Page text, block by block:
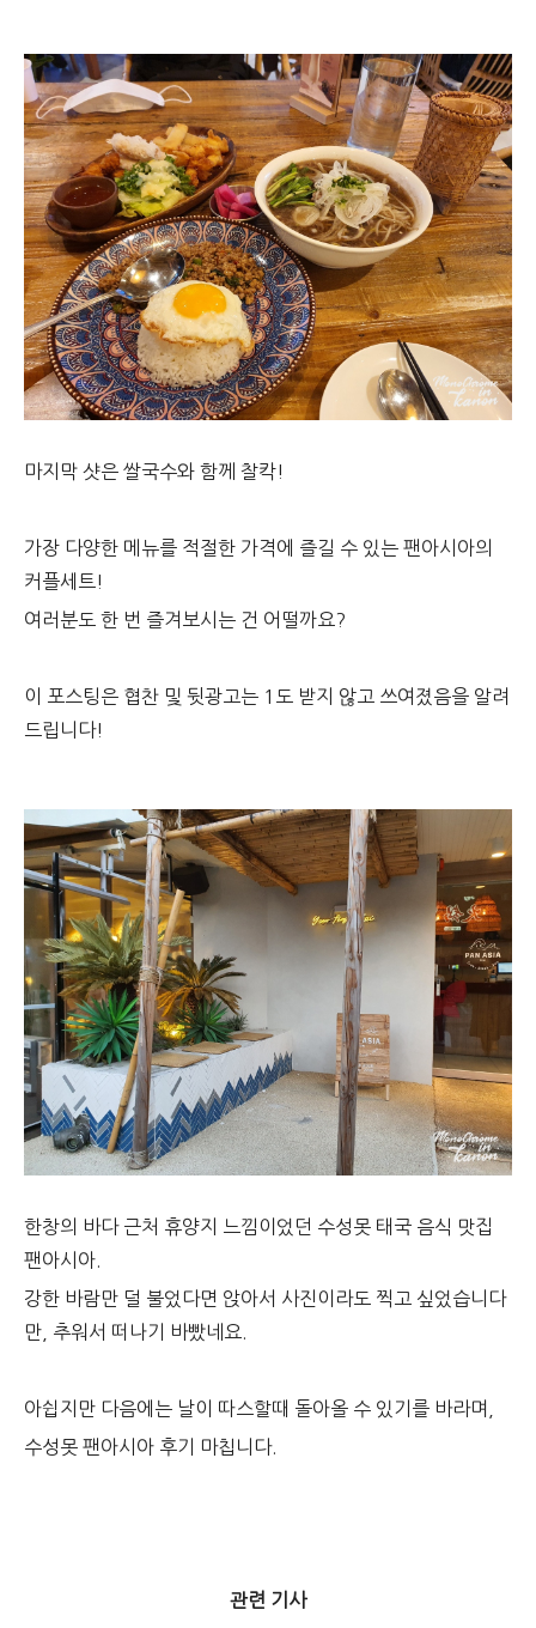
마지막 샷은 쌀국수와 함께 찰칵!
가장 다양한 메뉴를 적절한 가격에 즐길 수 있는 팬아시아의
커플세트!
여러분도 한 번 즐겨보시는 건 어떨까요?
이 포스팅은 협찬 및 뒷광고는 1도 받지 않고 쓰여졌음을 알려
드립니다!
한창의 바다 근처 휴양지 느낌이었던 수성못 태국 음식 맛집
팬아시아.
강한 바람만 덜 불었다면 앉아서 사진이라도 찍고 싶었습니다
만, 추워서 떠나기 바빴네요.
아쉽지만 다음에는 날이 따스할때 돌아올 수 있기를 바라며,
수성못 팬아시아 후기 마칩니다.
관련 기사